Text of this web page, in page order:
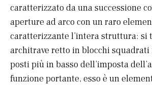
caratterizzato da una successione
aperture ad arco con un raro
caratterizzante l’intera struttura: si
architrave retto in blocchi
posti più in basso dell’imposta
funzione portante, esso è un